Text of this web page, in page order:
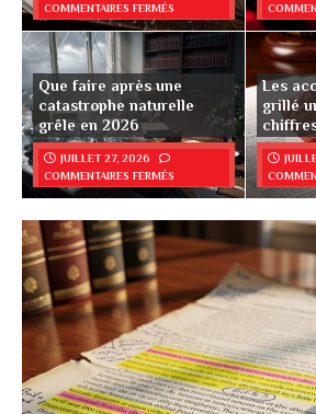
COMMENTAIRES FERMÉS
Que faire après une
catastrophe naturelle
grêle en 2026
JUILLET 27, 2026
COMMENTAIRES FERMÉS
Les
grillé